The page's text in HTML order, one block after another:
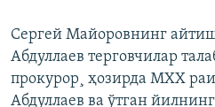
Сергей Майоровнинг
Абдуллаев терговчилар
прокурор¸ ҳозирда МХХ
Абдуллаев ва ўтган